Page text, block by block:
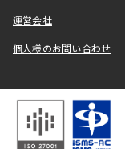
運営会社
個人様のお問い合わせ